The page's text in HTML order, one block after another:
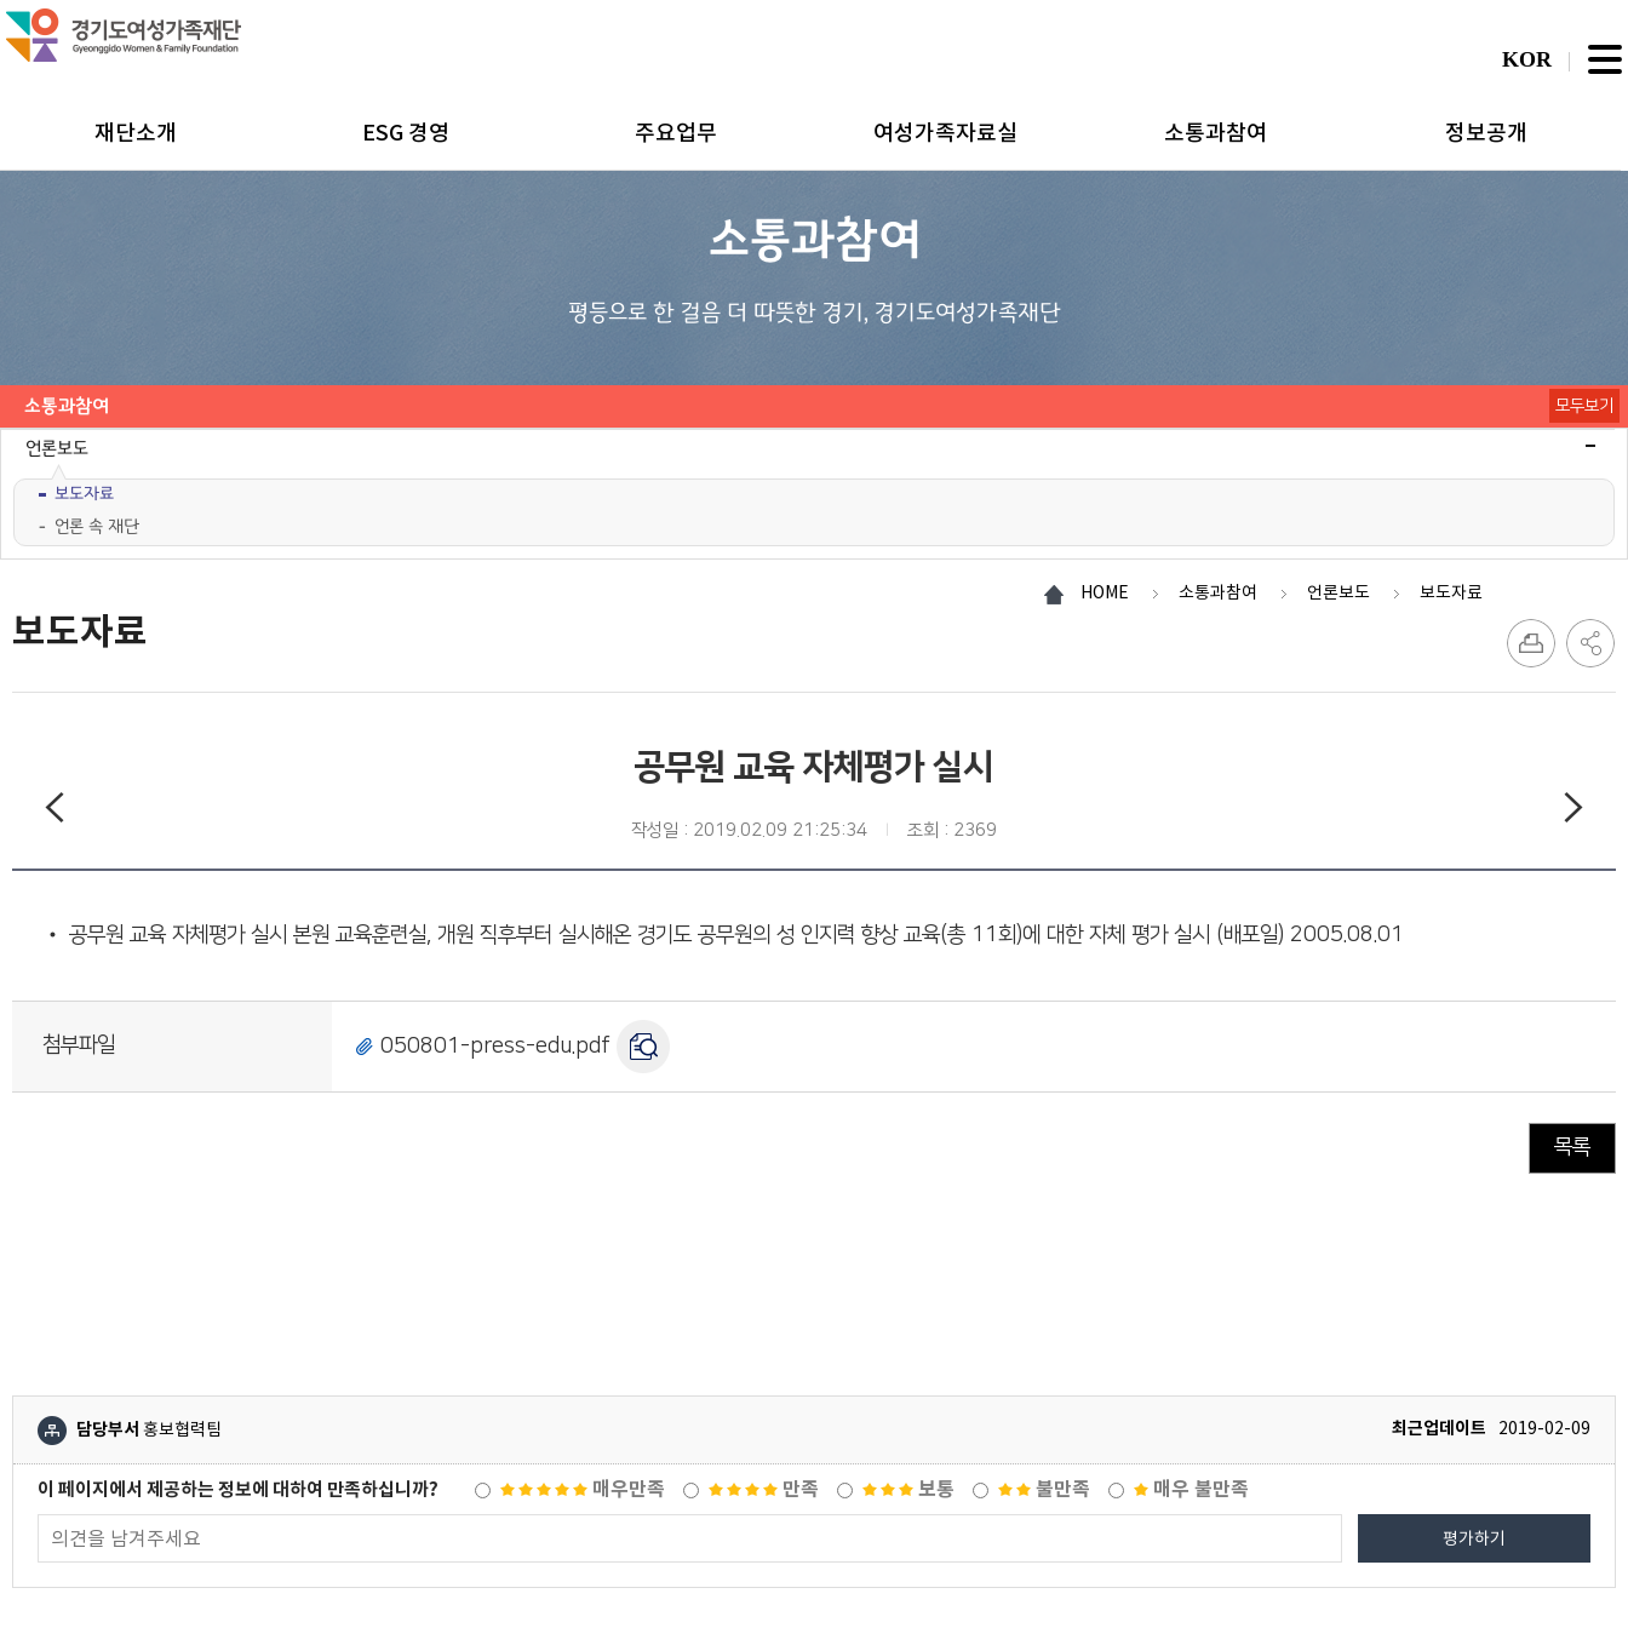
재단소개 ESG 경영 주요업무 여성가족자료실 소통과참여 정보공개
KOR
소통과참여
평등으로 한 걸음 더 따뜻한 경기, 경기도여성가족재단
소통과참여
공지사항
채용공고
모집/행사
카드뉴스
언론보도
보도자료
언론 속 재단
모두보기
HOME 소통과참여 언론보도 보도자료
보도자료
공무원 교육 자체평가 실시
작성일 : 2019.02.09 21:25:34 조회 : 2369
• 공무원 교육 자체평가 실시 본원 교육훈련실, 개원 직후부터 실시해온 경기도 공무원의 성 인지력 향상 교육(총 11회)에 대한 자체 평가 실시 (배포일) 2005.08.01
첨부파일 050801-press-edu.pdf
목록
담당부서 홍보협력팀 최근업데이트 2019-02-09
이 페이지에서 제공하는 정보에 대하여 만족하십니까? 매우만족 만족 보통 불만족 매우 불만족
평가하기